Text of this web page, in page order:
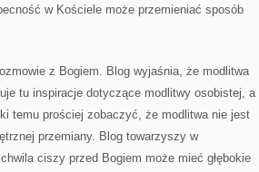
w Kościele może przemieniać sposób
z Bogiem. Blog wyjaśnia, że modlitwa
tu inspiracje dotyczące modlitwy osobistej, a
temu prościej zobaczyć, że modlitwa nie jest
przemiany. Blog towarzyszy w
ciszy przed Bogiem może mieć głębokie